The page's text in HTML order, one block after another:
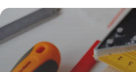
2026
18 mai 2026